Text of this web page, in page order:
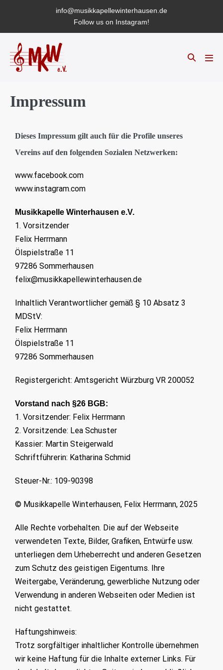
info@musikkapellewinterhausen.de
Follow us on Instagram!
Impressum
Dieses Impressum gilt auch für die Profile unseres
Vereins auf den folgenden Sozialen Netzwerken:
www.facebook.com
www.instagram.com
Musikkapelle Winterhausen e.V.
1. Vorsitzender
Felix Herrmann
Ölspielstraße 11
97286 Sommerhausen
felix@musikkapellewinterhausen.de
Inhaltlich Verantwortlicher gemäß § 10 Absatz 3
MDStV:
Felix Herrmann
Ölspielstraße 11
97286 Sommerhausen
Registergericht: Amtsgericht Würzburg VR 200052
Vorstand nach §26 BGB:
1. Vorsitzender: Felix Herrmann
2. Vorsitzende: Lea Schuster
Kassier: Martin Steigerwald
Schriftführerin: Katharina Schmid
Steuer-Nr.: 109-90398
© Musikkapelle Winterhausen, Felix Herrmann, 2025
Alle Rechte vorbehalten. Die auf der Webseite
verwendeten Texte, Bilder, Grafiken, Entwürfe usw.
unterliegen dem Urheberrecht und anderen Gesetzen
zum Schutz des geistigen Eigentums. Ihre
Weitergabe, Veränderung, gewerbliche Nutzung oder
Verwendung in anderen Webseiten oder Medien ist
nicht gestattet.
Haftungshinweis:
Trotz sorgfältiger inhaltlicher Kontrolle übernehmen
wir keine Haftung für die Inhalte externer Links. Für